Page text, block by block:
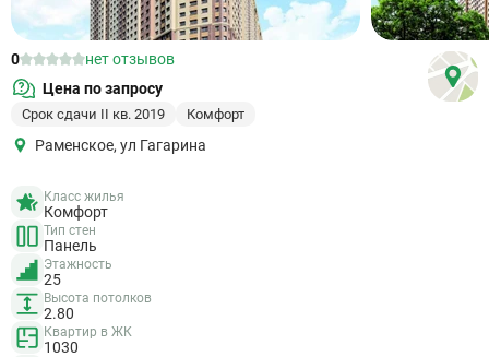
0
нет отзывов
Цена по запросу
Срок сдачи II кв. 2019 Комфорт
Раменское, ул Гагарина
Класс жилья
Комфорт
Тип стен
Панель
Этажность
25
Высота потолков
2.80
Квартир в ЖК
1030